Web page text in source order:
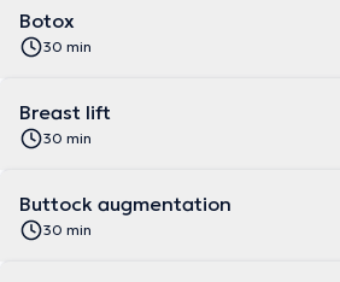
Botox
30 min
Breast lift
30 min
Buttock augmentation
30 min